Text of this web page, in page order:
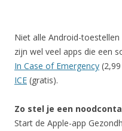
Niet alle Android-
zijn wel veel apps die een
In Case of Emergency
ICE (gratis).
Zo stel je een
Start de Apple-app